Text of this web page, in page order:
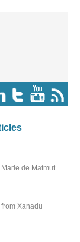
de Matmut
Xanadu